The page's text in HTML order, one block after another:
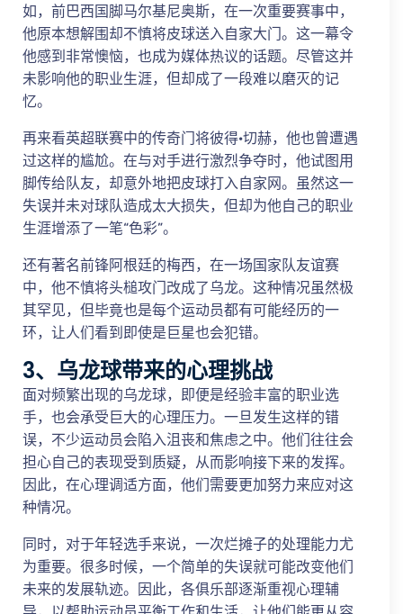
如，前巴西国脚马尔基尼奥斯，在一次重要赛事中，
他原本想解围却不慎将皮球送入自家大门。这一幕令
他感到非常懊恼，也成为媒体热议的话题。尽管这并
未影响他的职业生涯，但却成了一段难以磨灭的记
忆。
再来看英超联赛中的传奇门将彼得·切赫，他也曾遭遇
过这样的尴尬。在与对手进行激烈争夺时，他试图用
脚传给队友，却意外地把皮球打入自家网。虽然这一
失误并未对球队造成太大损失，但却为他自己的职业
生涯增添了一笔“色彩”。
还有著名前锋阿根廷的梅西，在一场国家队友谊赛
中，他不慎将头槌攻门改成了乌龙。这种情况虽然极
其罕见，但毕竟也是每个运动员都有可能经历的一
环，让人们看到即使是巨星也会犯错。
3、乌龙球带来的心理挑战
面对频繁出现的乌龙球，即便是经验丰富的职业选
手，也会承受巨大的心理压力。一旦发生这样的错
误，不少运动员会陷入沮丧和焦虑之中。他们往往会
担心自己的表现受到质疑，从而影响接下来的发挥。
因此，在心理调适方面，他们需要更加努力来应对这
种情况。
同时，对于年轻选手来说，一次烂摊子的处理能力尤
为重要。很多时候，一个简单的失误就可能改变他们
未来的发展轨迹。因此，各俱乐部逐渐重视心理辅